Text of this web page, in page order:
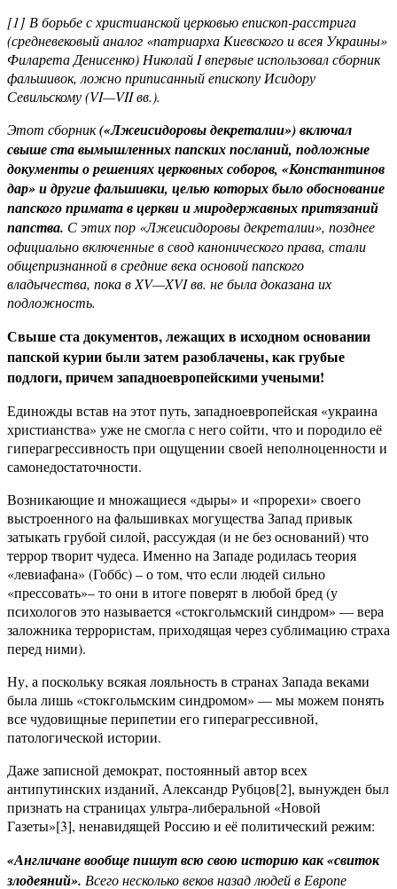
[1] В борьбе с христианской церковью епископ-расстрига
(средневековый аналог «патриарха Киевского и всея Украины»
Филарета Денисенко) Николай I впервые использовал сборник
фальшивок, ложно приписанный епископу Исидору
Севильскому (VI—VII вв.).
Этот сборник(«Лжеисидоровы декреталии») включал
свыше ста вымышленных папских посланий, подложные
документы о решениях церковных соборов, «Константинов
дар» и другие фальшивки, целью которых было обоснование
папского примата в церкви и миродержавных притязаний
папства. С этих пор «Лжеисидоровы декреталии», позднее
официально включенные в свод канонического права, стали
общепризнанной в средние века основой папского
владычества, пока в XV—XVI вв. не была доказана их
подложность.
Свыше ста документов, лежащих в исходном основании
папской курии были затем разоблачены, как грубые
подлоги, причем западноевропейскими учеными!
Единожды встав на этот путь, западноевропейская «украина
христианства» уже не смогла с него сойти, что и породило её
гиперагрессивность при ощущении своей неполноценности и
самонедостаточности.
Возникающие и множащиеся «дыры» и «прорехи» своего
выстроенного на фальшивках могущества Запад привык
затыкать грубой силой, рассуждая (и не без оснований) что
террор творит чудеса. Именно на Западе родилась теория
«левиафана» (Гоббс) – о том, что если людей сильно
«прессовать»– то они в итоге поверят в любой бред (у
психологов это называется «стокгольмский синдром» — вера
заложника террористам, приходящая через сублимацию страха
перед ними).
Ну, а поскольку всякая лояльность в странах Запада веками
была лишь «стокгольмским синдромом» — мы можем понять
все чудовищные перипетии его гиперагрессивной,
патологической истории.
Даже записной демократ, постоянный автор всех
антипутинских изданий, Александр Рубцов[2], вынужден был
признать на страницах ультра-либеральной «Новой
Газеты»[3], ненавидящей Россию и её политический режим:
«Англичане вообще пишут всю свою историю как «свиток
злодеяний». Всего несколько веков назад людей в Европе